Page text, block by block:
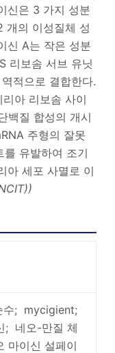
신은 3 가지 성분
개의 이성질체 성
신 A는 작은 성분
리보솜 서브 유닛
적으로 결합한다.
아 리보솜 사이
백질 합성의 개시
주형의 잘못
유발하여 조기
아 세포 사멸로 이
수; mycigient;
; 네오-만질 체
마이신 설페이